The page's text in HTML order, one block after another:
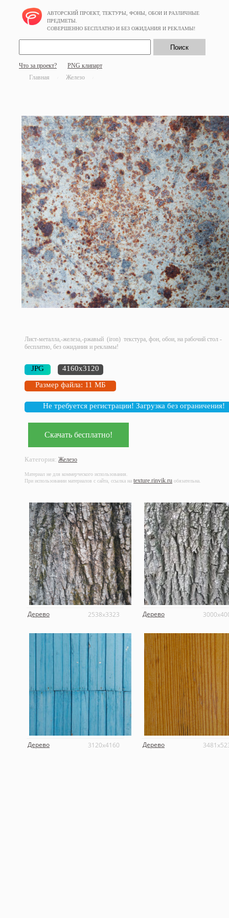
АВТОРСКИЙ ПРОЕКТ, ТЕКТУРЫ, ФОНЫ, ОБОИ И РАЗЛИЧНЫЕ
ПРЕДМЕТЫ.
СОВЕРШЕННО БЕСПЛАТНО И БЕЗ ОЖИДАНИЯ И РЕКЛАМЫ!
Что за проект?
PNG клипарт
Главная
Железо
Лист-металла,-железа,-ржавый (iron) текстура, фон, обои, на рабочий стол -
бесплатно, без ожидания и рекламы!
JPG
4160x3120
Размер файла: 11 МБ
Не требуется регистрации! Загрузка без ограничения!
Скачать бесплатно!
Категория: Железо
Материал не для коммерческого использования.
При использовании материалов с сайта, ссылка на texture.rinvik.ru обязательна.
Дерево 2538x3323 Дерево
Дерево 3120x4160 Дерево